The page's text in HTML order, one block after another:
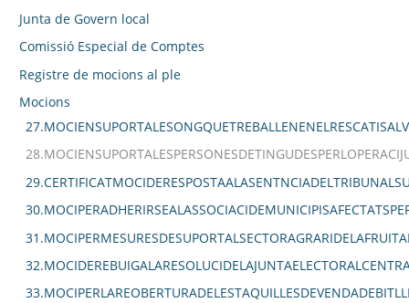
Junta de Govern local
Comissió Especial de Comptes
Registre de mocions al ple
Mocions